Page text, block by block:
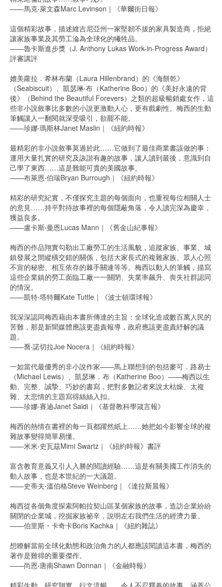
——馬克‧萊文森Marc Levinson｜《華爾街日報》
這個精彩故事，描述維吉尼亞州一家堅韌不拔的家具製造商，拒絕
讓家族事業及其勞工淪為全球化的犧牲品。
——魯卡斯進步獎（J. Anthony Lukas Work-in-Progress Award）
評審講評
媲美蘿拉．希林布蘭（Laura Hillenbrand）的《海餅乾》
（Seabiscuit）、凱瑟琳‧布（Katherine Boo）的《美好永遠的背
後》（Behind the Beautiful Forevers）之類的超級暢銷處女作，這
些非小說敘事比多數的小說更激動人心，更有戲劇性。梅西的生動
筆觸讓人一翻閱就深受吸引，欲罷不能。
——珍娜‧瑪斯林Janet Maslin｜《紐約時報》
最精彩的非小說敘事莫過於此……它做到了最佳商業書該做的事：
運用大量扎實的研究及詼諧有趣的故事，讓人讀到最後，意識到自
己學了東西……這是難能可貴的美國故事。
——布萊恩‧伯瑞Bryan Burrough｜《紐約時報》
精彩的研究紀實，不僅探究主題的每個面向，也重視每位相關人士
的意見……持平對待故事裡的每個隱蔽角落，令人讀完深為慶幸，
獲益良多。
——盧卡斯‧曼恩Lucas Mann｜《舊金山紀事報》
梅西的作品翔實勾勒出工廠勞工的生活風貌，追蹤家族、事業、城
鎮發展之間縱橫交錯的關係，包括大家長式的複雜家族、眾人心照
不宣的秘密、相互依存的棘手關連等等。梅西以動人的筆觸，描寫
這些企業鎮的勞工面臨工廠一一關閉、失業率飆升、喪失社群認同
的情況。
——凱特‧塔特爾Kate Tuttle｜《波士頓環球報》
我深深認同梅西藉由本書所傳達的主旨：全球化造成數百萬人民的
苦難，那是新聞媒體應該更盡責報導，政府應該更盡責紓解的議
題。
——喬‧諾切拉Joe Nocera｜《紐約時報》
一如當代最優秀的非小說作家——馬上聯想到的包括麥可．路易士
（Michael Lewis）、凱瑟琳．布（Katherine Boo）——梅西以生
動、完整、誠摯、巧妙的書寫，把對多數記者來說太枯燥、太複
雜、太悲情的主題寫得絲絲入扣。
——珍娜‧賽迪Janet Saidi｜《基督教科學箴言報》
梅西的熱情在書裡的每一頁都躍然紙上……她把如今影響全球的複
雜故事變得簡單易懂。
——米米‧史瓦茲Mimi Swartz｜《紐約時報》書評
富含教育意義又引人入勝的閱讀經驗……這是有關美國工作消失的
動人故事，也是本世紀的一大議題。
——史蒂夫‧溫伯格Steve Weinberg｜《達拉斯晨報》
梅西從各個角度探索阿帕拉契山區某個家族的故事，造訪企業紛紛
關閉的企業城，挖掘家族祕辛，說明左右我們生活的經濟力量。
——伯里斯・卡奇卡Boris Kachka｜《紐約雜誌》
想瞭解當前全球化動態和政治角力的人都應該閱讀這本書，梅西的
著作是難得的重要傑作。
——尚恩‧唐南Shawn Donnan｜《金融時報》
精彩生動、研究翔實、行文流暢……令人不忍釋卷的故事，涵蓋公